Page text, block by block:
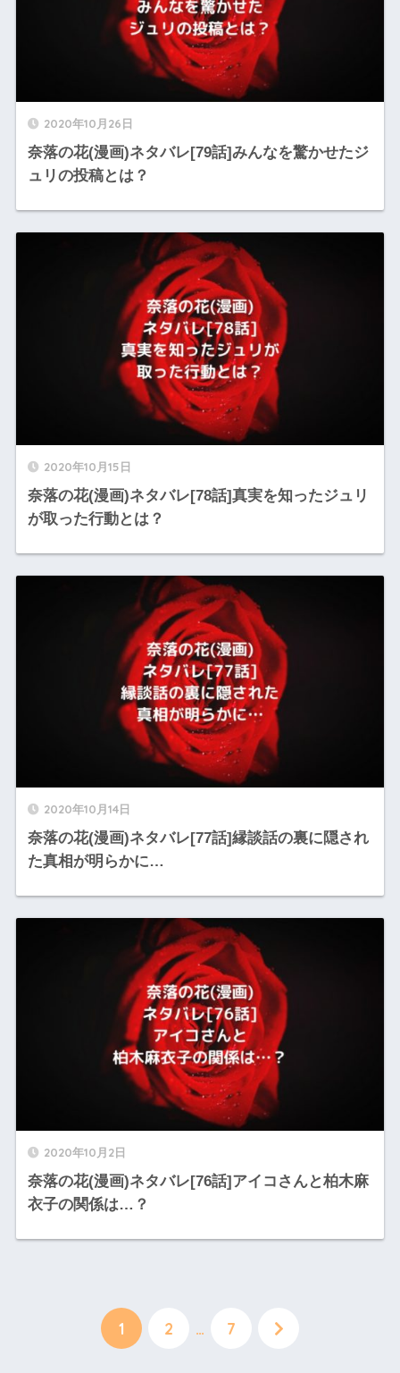
2020年10月26日
奈落の花(漫画)ネタバレ[79話]みんなを驚かせたジ
ュリの投稿とは？
2020年10月15日
奈落の花(漫画)ネタバレ[78話]真実を知ったジュリ
が取った行動とは？
2020年10月14日
奈落の花(漫画)ネタバレ[77話]縁談話の裏に隠され
た真相が明らかに…
2020年10月2日
奈落の花(漫画)ネタバレ[76話]アイコさんと柏木麻
衣子の関係は…？
1 2 … 7